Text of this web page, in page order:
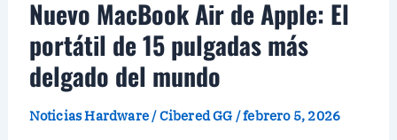
Nuevo MacBook Air de Apple: El
portátil de 15 pulgadas más
delgado del mundo
Noticias Hardware /Cibered GG /febrero 5, 2026